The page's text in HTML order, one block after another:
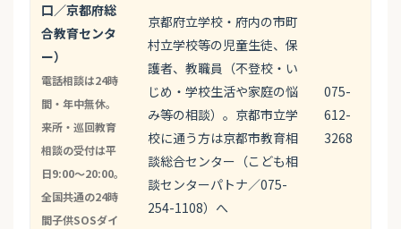
口／京都府総
合教育センタ
ー）
電話相談は24時
間・年中無休。
来所・巡回教育
相談の受付は平
日9:00〜20:00。
全国共通の24時
間子供SOSダイ
京都府立学校・府内の市町
村立学校等の児童生徒、保
護者、教職員（不登校・い
じめ・学校生活や家庭の悩
み等の相談）。京都市立学
校に通う方は京都市教育相
談総合センター（こども相
談センターパトナ／075-
254-1108）へ
075-
612-
3268